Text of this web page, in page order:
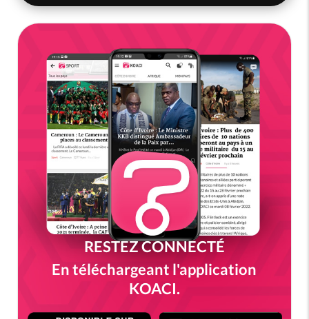
RESTEZ CONNECTÉ
En téléchargeant l'application
KOACI.